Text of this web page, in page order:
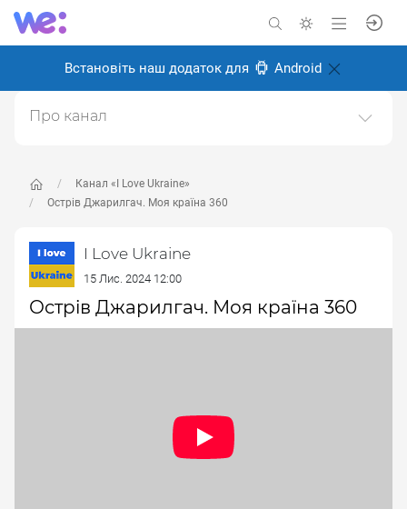
Встановіть наш додаток для Android
Канал «I Love Ukraine»
Острів Джарилгач. Моя країна 360
I Love Ukraine
15 Лис. 2024 12:00
Острів Джарилгач. Моя країна 360
Про канал
Україну.
Відповідальні: